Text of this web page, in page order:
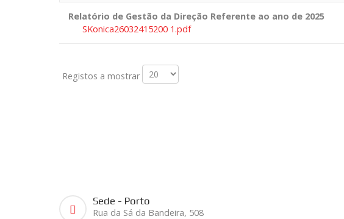
Relatório de Gestão da Direção Referente ao ano de 2025
SKonica26032415200 1.pdf
Registos a mostrar
Sede - Porto
Rua da Sá da Bandeira, 508